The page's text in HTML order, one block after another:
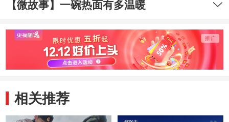
【微故事】一碗热面有多温暖
相关推荐